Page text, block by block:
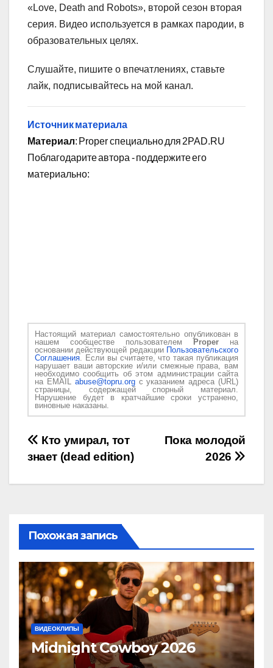
«Love, Death and Robots», второй сезон вторая
серия. Видео используется в рамках пародии, в
образовательных целях.
Слушайте, пишите о впечатлениях, ставьте
лайк, подписывайтесь на мой канал.
Источник материала
Материал: Proper специально для 2PAD.RU
Поблагодарите автора - поддержите его
материально:
Настоящий материал самостоятельно опубликован в
нашем сообществе пользователемProper на
основании действующей редакции Пользовательского
Соглашения. Если вы считаете, что такая публикация
нарушает ваши авторские и/или смежные права, вам
необходимо сообщить об этом администрации сайта
на EMAIL abuse@topru.orgс указанием адреса (URL)
страницы, содержащей спорный материал.
Нарушение будет в кратчайшие сроки устранено,
виновные наказаны.
Навигация
Пока молодой
2026
Кто умирал, тот
знает (dead edition)
Похожая запись
ВИДЕОКЛИПЫ
Midnight Cowboy 2026